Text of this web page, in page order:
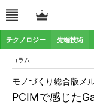
テクノロジー 先端技術
コラム
PCIMで感じた
モノづくり総合版メ